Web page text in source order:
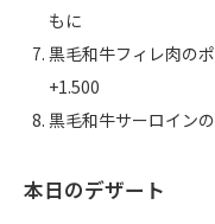
もに
黒毛和牛フィレ肉の
+1.500
黒毛和牛サーロイン
本日のデザート